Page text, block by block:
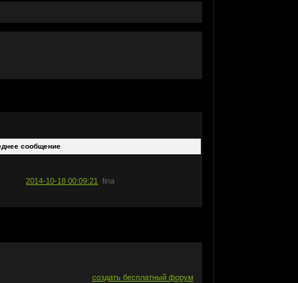
сообщение
2014-10-18 00:09:21 fina
создать бесплатный форум